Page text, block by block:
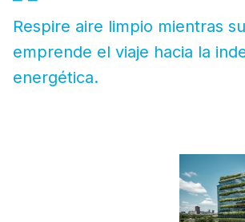
Respire aire limpio mientras
emprende el viaje hacia la
energética.